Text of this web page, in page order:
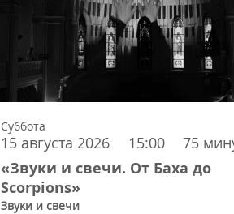
Суббота
15 августа 2026 15:00 75
«Звуки и свечи. От Баха до
Scorpions»
Звуки и свечи